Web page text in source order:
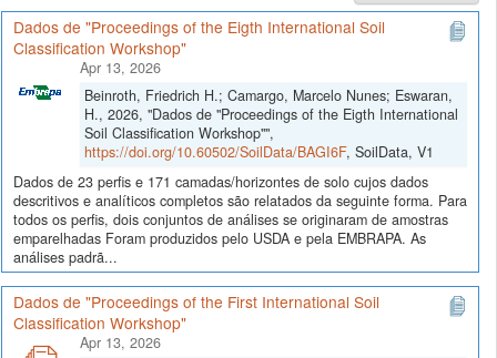
Dados de "Proceedings of the Eigth International Soil
Classification Workshop"
Apr 13, 2026
Beinroth, Friedrich H.; Camargo, Marcelo Nunes; Eswaran,
H., 2026, "Dados de "Proceedings of the Eigth International
Soil Classification Workshop"",
https://doi.org/10.60502/SoilData/BAGI6F, SoilData, V1
Dados de 23 perfis e 171 camadas/horizontes de solo cujos dados
descritivos e analíticos completos são relatados da seguinte forma. Para
todos os perfis, dois conjuntos de análises se originaram de amostras
emparelhadas Foram produzidos pelo USDA e pela EMBRAPA. As
análises padrã...
Dados de "Proceedings of the First International Soil
Classification Workshop"
Apr 13, 2026